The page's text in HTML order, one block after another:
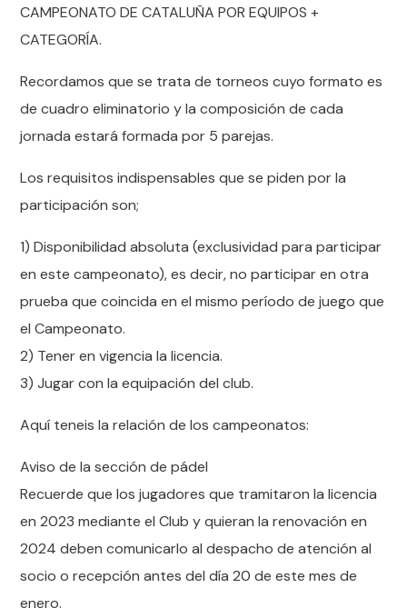
CAMPEONATO DE CATALUÑA POR EQUIPOS +
CATEGORÍA.
Recordamos que se trata de torneos cuyo formato es
de cuadro eliminatorio y la composición de cada
jornada estará formada por 5 parejas.
Los requisitos indispensables que se piden por la
participación son;
1) Disponibilidad absoluta (exclusividad para participar
en este campeonato), es decir, no participar en otra
prueba que coincida en el mismo período de juego que
el Campeonato.
2) Tener en vigencia la licencia.
3) Jugar con la equipación del club.
Aquí teneis la relación de los campeonatos:
Aviso de la sección de pádel
Recuerde que los jugadores que tramitaron la licencia
en 2023 mediante el Club y quieran la renovación en
2024 deben comunicarlo al despacho de atención al
socio o recepción antes del día 20 de este mes de
enero.